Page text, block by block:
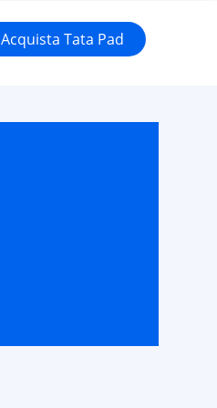
Acquista Tata Pad